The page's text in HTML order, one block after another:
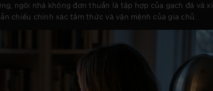
ngôi nhà không đơn thuần là tập hợp của gạch đá và xi
chiếu chính xác tâm thức và vận mệnh của gia chủ.